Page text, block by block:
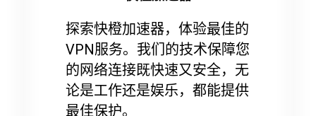
探索快橙加速器，体验最佳的
VPN服务。我们的技术保障您
的网络连接既快速又安全，无
论是工作还是娱乐，都能提供
最佳保护。